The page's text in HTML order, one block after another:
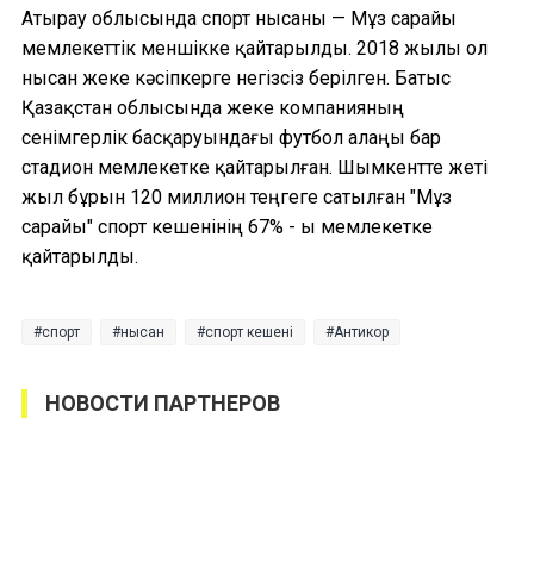
Атырау облысында спорт нысаны — Мұз сарайы
мемлекеттік меншікке қайтарылды. 2018 жылы ол
нысан жеке кәсіпкерге негізсіз берілген. Батыс
Қазақстан облысында жеке компанияның
сенімгерлік басқаруындағы футбол алаңы бар
стадион мемлекетке қайтарылған. Шымкентте жеті
жыл бұрын 120 миллион теңгеге сатылған "Мұз
сарайы" спорт кешенінің 67% - ы мемлекетке
қайтарылды.
спорт нысан спорт кешені Антикор
НОВОСТИ ПАРТНЕРОВ